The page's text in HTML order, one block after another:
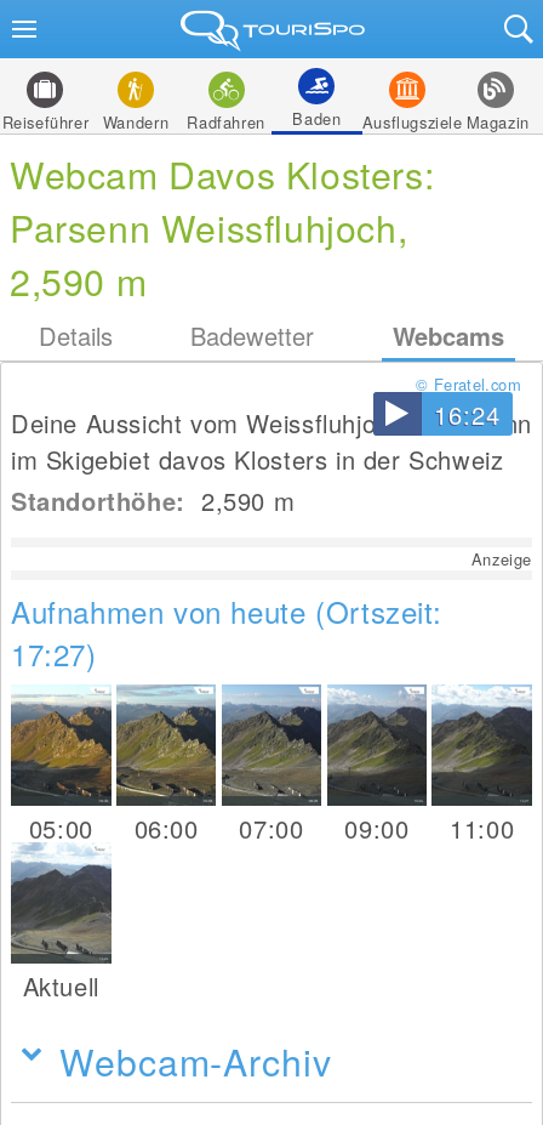
Reiseführer Wandern Radfahren Baden Ausflugsziele Magazin
Webcam Davos Klosters:
Parsenn Weissfluhjoch,
2,590 m
Details Badewetter Webcams
16:24
© Feratel.com
Deine Aussicht vom Weissfluhjoch in Parsenn
im Skigebiet davos Klosters in der Schweiz
Standorthöhe:2,590 m
Anzeige
Aufnahmen von heute (Ortszeit:
17:27)
05:00 06:00 07:00 09:00 11:00
Aktuell
Webcam-Archiv